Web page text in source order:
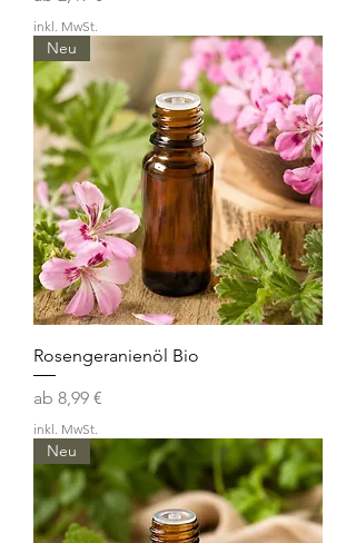
inkl. MwSt.
Neu
Rosengeranienöl Bio
ab 8,99 €
Sale-Preis
inkl. MwSt.
Neu